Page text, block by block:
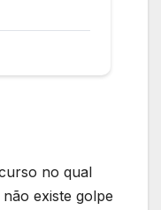
no qual
existe golpe